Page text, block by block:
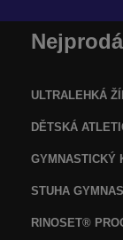
ULTRALEHKÁ
DĚTSKÁ
GYMNASTICKÝ
STUHA
RINOSET®